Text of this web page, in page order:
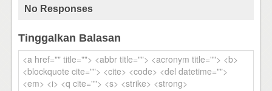
No Responses
Tinggalkan Balasan